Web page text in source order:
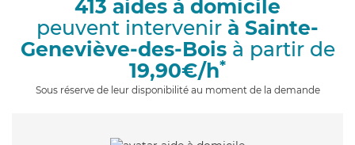
n
413 aides à domicile
peuvent intervenir à Sainte-
Geneviève-des-Boisà partir de
19,90€/h*
Sous réserve de leur disponibilité au moment de la demande